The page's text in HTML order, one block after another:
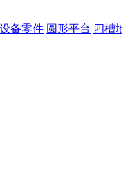
备零件 圆形平台 四槽地